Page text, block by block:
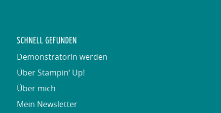
SCHNELL GEFUNDEN
DemonstratorIn werden
Über Stampin‘ Up!
Über mich
Mein Newsletter